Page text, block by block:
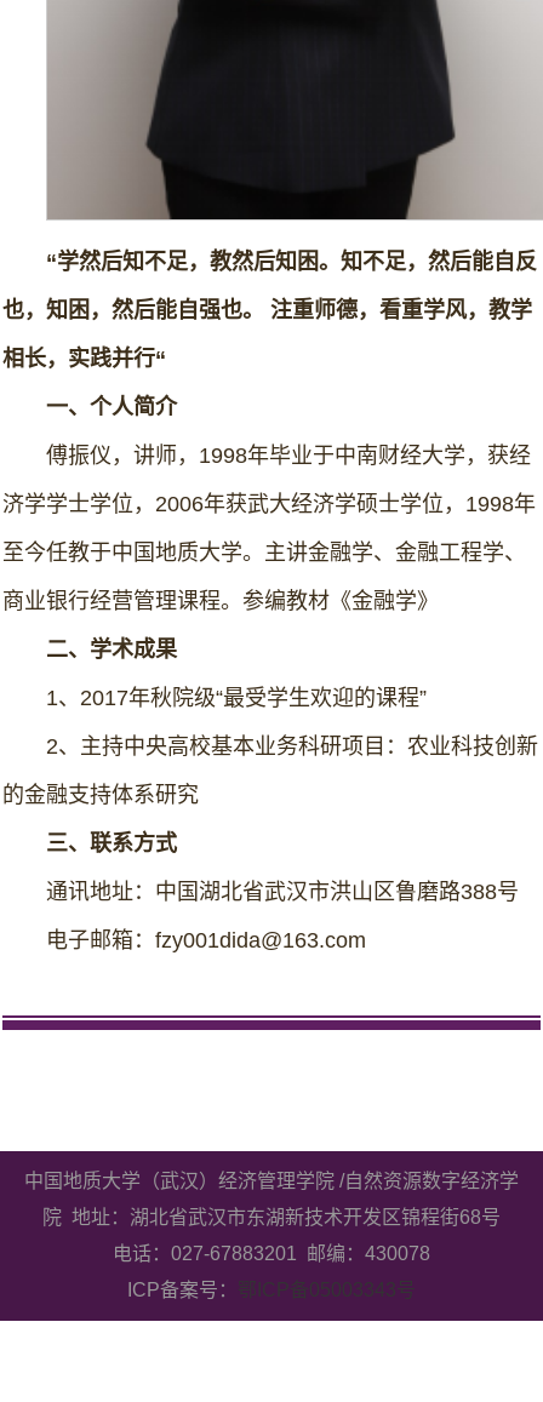
“学然后知不足，教然后知困。知不足，然后能自反
也，知困，然后能自强也。 注重师德，看重学风，教学
相长，实践并行“
一、个人简介
傅振仪，讲师，1998年毕业于中南财经大学，获经
济学学士学位，2006年获武大经济学硕士学位，1998年
至今任教于中国地质大学。主讲金融学、金融工程学、
商业银行经营管理课程。参编教材《金融学》
二、学术成果
1、2017年秋院级“最受学生欢迎的课程”
2、主持中央高校基本业务科研项目：农业科技创新
的金融支持体系研究
三、联系方式
通讯地址：中国湖北省武汉市洪山区鲁磨路388号
电子邮箱：fzy001dida@163.com
中国地质大学（武汉）经济管理学院 /自然资源数字经济学
院 地址：湖北省武汉市东湖新技术开发区锦程街68号
电话：027-67883201 邮编：430078
ICP备案号： 鄂ICP备05003343号